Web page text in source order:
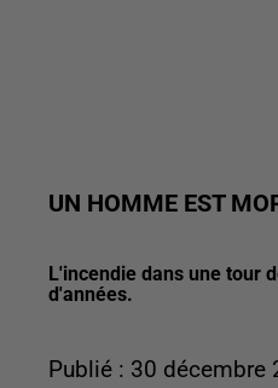
UN HOMME EST
L'incendie dans une tour
d'années.
Publié : 30 décembre